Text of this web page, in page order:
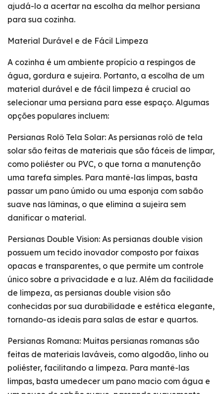
ajudá-lo a acertar na escolha da melhor persiana
para sua cozinha.
Material Durável e de Fácil Limpeza
A cozinha é um ambiente propício a respingos de
água, gordura e sujeira. Portanto, a escolha de um
material durável e de fácil limpeza é crucial ao
selecionar uma persiana para esse espaço. Algumas
opções populares incluem:
Persianas Rolô Tela Solar: As persianas rolô de tela
solar são feitas de materiais que são fáceis de limpar,
como poliéster ou PVC, o que torna a manutenção
uma tarefa simples. Para mantê-las limpas, basta
passar um pano úmido ou uma esponja com sabão
suave nas lâminas, o que elimina a sujeira sem
danificar o material.
Persianas Double Vision: As persianas double vision
possuem um tecido inovador composto por faixas
opacas e transparentes, o que permite um controle
único sobre a privacidade e a luz. Além da facilidade
de limpeza, as persianas double vision são
conhecidas por sua durabilidade e estética elegante,
tornando-as ideais para salas de estar e quartos.
Persianas Romana: Muitas persianas romanas são
feitas de materiais laváveis, como algodão, linho ou
poliéster, facilitando a limpeza. Para mantê-las
limpas, basta umedecer um pano macio com água e